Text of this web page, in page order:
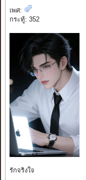
เพศ:
กระทู้: 352
รักจริงใจ